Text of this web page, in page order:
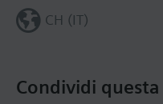
Condividi
CH (IT)